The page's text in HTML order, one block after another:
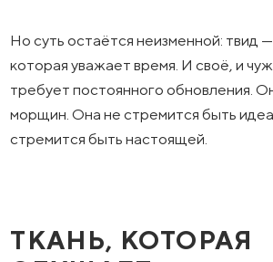
Но суть остаётся неизменной: твид
которая уважает время. И своё, и
требует постоянного обновления.
морщин. Она не стремится быть
стремится быть настоящей.
ТКАНЬ, КОТОРАЯ